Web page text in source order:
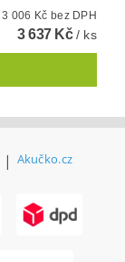
3 006 Kč bez DPH
3 637 Kč/ ks
| Akučko.cz